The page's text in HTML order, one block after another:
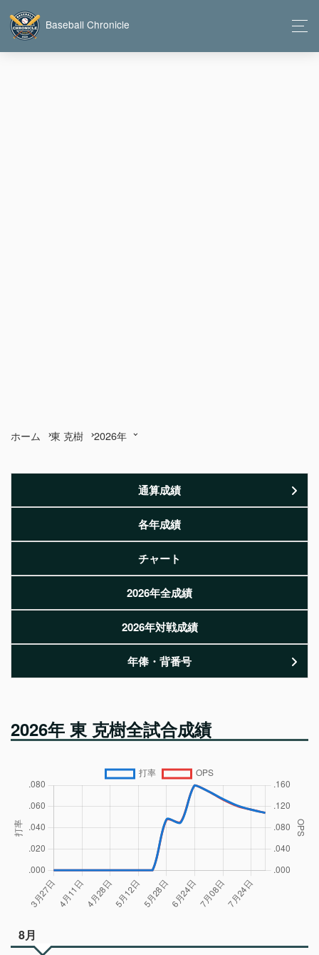
Baseball Chronicle
ホーム 東 克樹 2026年
通算成績
各年成績
チャート
2026年全成績
2026年対戦成績
年俸・背番号
2026年 東 克樹全試合成績
8月